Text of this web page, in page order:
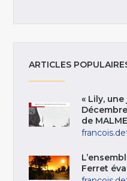
ARTICLES
« Lily,
de
Ferret